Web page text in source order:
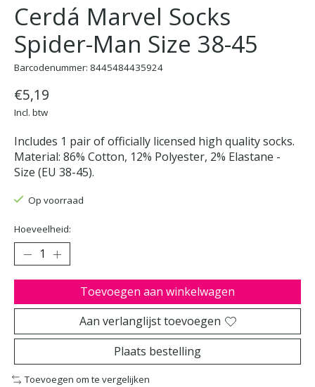
Cerdá Marvel Socks
Spider-Man Size 38-45
Barcodenummer: 8445484435924
€5,19
Incl. btw
Includes 1 pair of officially licensed high quality socks.
Material: 86% Cotton, 12% Polyester, 2% Elastane -
Size (EU 38-45).
Op voorraad
Hoeveelheid:
Toevoegen aan winkelwagen
Aan verlanglijst toevoegen
Plaats bestelling
Toevoegen om te vergelijken